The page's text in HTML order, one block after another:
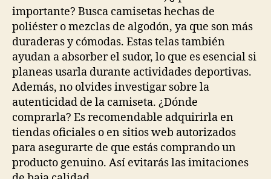
importante? Busca camisetas hechas de
poliéster o mezclas de algodón, ya que son más
duraderas y cómodas. Estas telas también
ayudan a absorber el sudor, lo que es esencial si
planeas usarla durante actividades deportivas.
Además, no olvides investigar sobre la
autenticidad de la camiseta. ¿Dónde
comprarla? Es recomendable adquirirla en
tiendas oficiales o en sitios web autorizados
para asegurarte de que estás comprando un
producto genuino. Así evitarás las imitaciones